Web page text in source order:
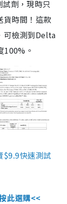
劑，現時只
貨時間！這款
可檢測到Delta
。
$9.9快速測試
此選購<<